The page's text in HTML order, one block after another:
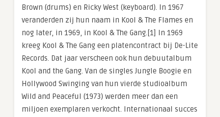
Brown (drums) en Ricky West (keyboard). In 1967
veranderden zij hun naam in Kool & The Flames en
nog later, in 1969, in Kool & The Gang.[1] In 1969
kreeg Kool & The Gang een platencontract bij De-Lite
Records. Dat jaar verscheen ook hun debuutalbum
Kool and the Gang. Van de singles Jungle Boogie en
Hollywood Swinging van hun vierde studioalbum
Wild and Peaceful (1973) werden meer dan een
miljoen exemplaren verkocht. Internationaal succes